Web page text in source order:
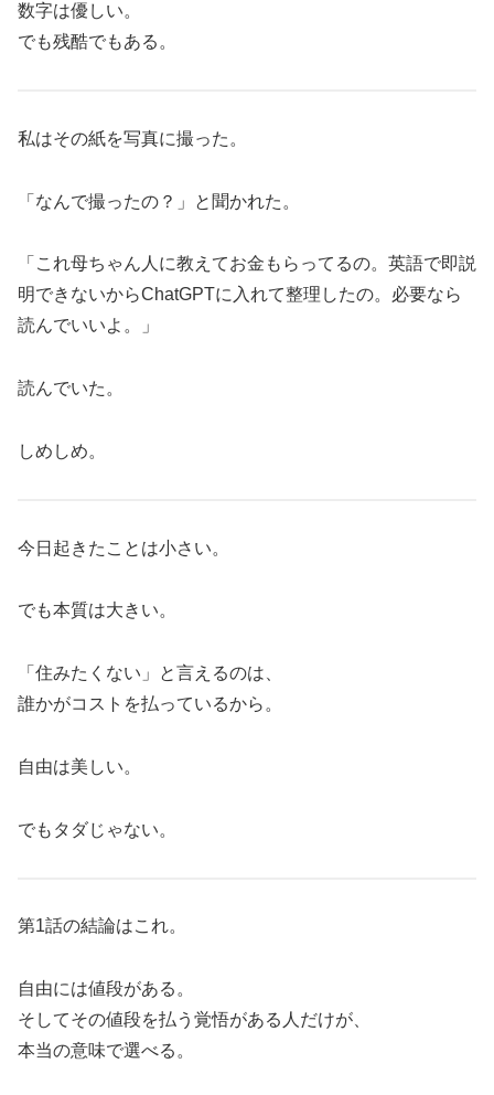
数字は優しい。
でも残酷でもある。
私はその紙を写真に撮った。
「なんで撮ったの？」と聞かれた。
「これ母ちゃん人に教えてお金もらってるの。英語で即説
明できないからChatGPTに入れて整理したの。必要なら
読んでいいよ。」
読んでいた。
しめしめ。
今日起きたことは小さい。
でも本質は大きい。
「住みたくない」と言えるのは、
誰かがコストを払っているから。
自由は美しい。
でもタダじゃない。
第1話の結論はこれ。
自由には値段がある。
そしてその値段を払う覚悟がある人だけが、
本当の意味で選べる。